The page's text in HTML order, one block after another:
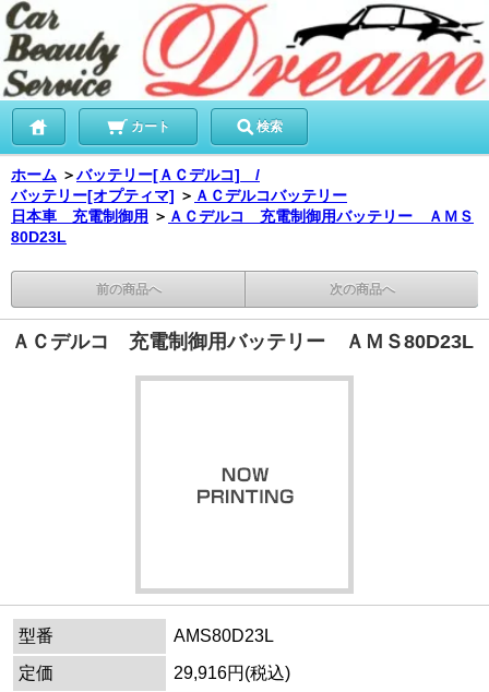
カート 検索
ホーム ＞バッテリー[ＡＣデルコ] /
バッテリー[オプティマ] ＞ ＡＣデルコバッテリー
日本車 充電制御用 ＞ ＡＣデルコ 充電制御用バッテリー ＡＭＳ
80D23L
前の商品へ 次の商品へ
ＡＣデルコ 充電制御用バッテリー ＡＭＳ80D23L
型番
AMS80D23L
定価
29,916円(税込)